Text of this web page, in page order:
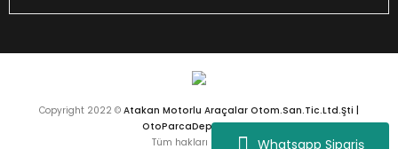
Whatsapp Sipariş
Copyright 2022 © Atakan Motorlu Araçalar Otom.San.Tic.Ltd.Şti |
OtoParcaDeposu.com
Tüm hakları saklıdır.